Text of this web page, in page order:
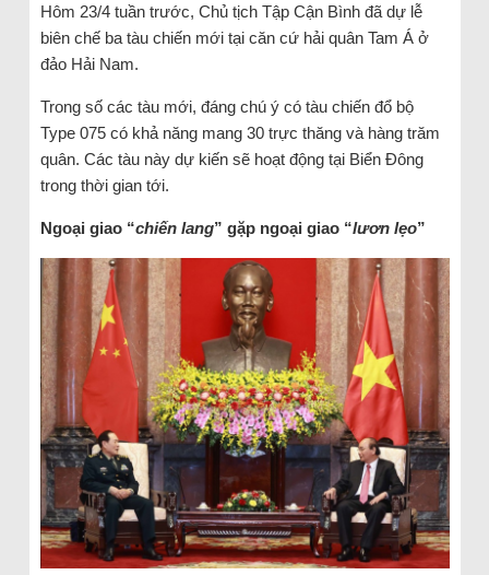
Hôm 23/4 tuần trước, Chủ tịch Tập Cận Bình đã dự lễ
biên chế ba tàu chiến mới tại căn cứ hải quân Tam Á ở
đảo Hải Nam.
Trong số các tàu mới, đáng chú ý có tàu chiến đổ bộ
Type 075 có khả năng mang 30 trực thăng và hàng trăm
quân. Các tàu này dự kiến sẽ hoạt động tại Biển Đông
trong thời gian tới.
Ngoại giao “chiến lang” gặp ngoại giao “lươn lẹo”